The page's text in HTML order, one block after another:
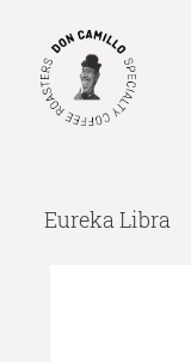
EUREKA LIBRA
Home / Online Shop
Eureka Libra
Eureka Libra